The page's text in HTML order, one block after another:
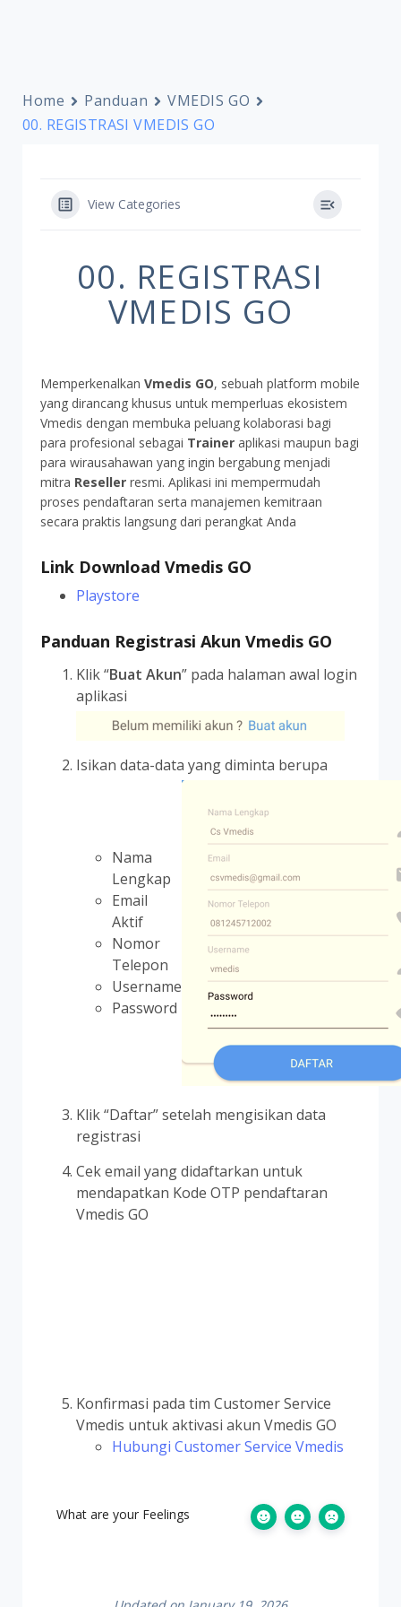
Home Panduan
VMEDIS GO
00. REGISTRASI VMEDIS GO
View Categories
00. REGISTRASI
VMEDIS GO
Memperkenalkan Vmedis GO, sebuah platform mobile
yang dirancang khusus untuk memperluas ekosistem
Vmedis dengan membuka peluang kolaborasi bagi
para profesional sebagai Trainer aplikasi maupun bagi
para wirausahawan yang ingin bergabung menjadi
mitra Reseller resmi. Aplikasi ini mempermudah
proses pendaftaran serta manajemen kemitraan
secara praktis langsung dari perangkat Anda
Link Download Vmedis GO
Playstore
Panduan Registrasi Akun Vmedis GO
Klik “Buat Akun” pada halaman awal login
aplikasi
Isikan data-data yang diminta berupa
Nama
Lengkap
Email
Aktif
Nomor
Telepon
Username
Password
Klik “Daftar” setelah mengisikan data
registrasi
Cek email yang didaftarkan untuk
mendapatkan Kode OTP pendaftaran
Vmedis GO
Konfirmasi pada tim Customer Service
Vmedis untuk aktivasi akun Vmedis GO
Hubungi Customer Service Vmedis
What are your Feelings